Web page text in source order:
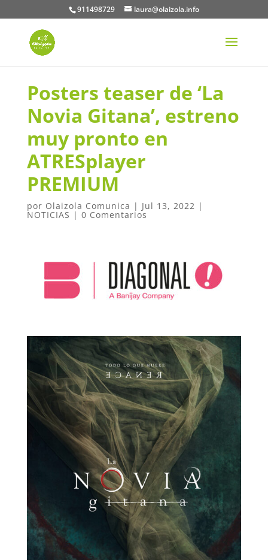
911498729 laura@olaizola.info
Posters teaser de ‘La
Novia Gitana’, estreno
muy pronto en
ATRESplayer
PREMIUM
por Olaizola Comunica | Jul 13, 2022 |
NOTICIAS | 0 Comentarios